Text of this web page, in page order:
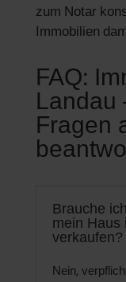
zum Notar
Immobilien
FAQ:
Landau
Fragen
Brauche
mein Haus
verkaufen?
Nein,